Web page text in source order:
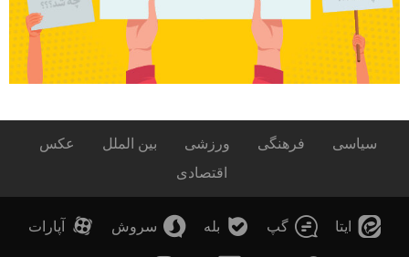
سیاسی فرهنگی ورزشی بین الملل
عکس
اقتصادی
ایتا گپ بله سروش آپارات